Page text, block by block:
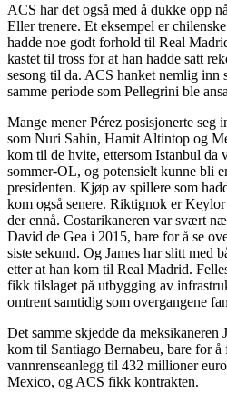
ACS har det også med å dukke opp
Eller trenere. Et eksempel er
hadde noe godt forhold til Real
kastet til tross for at han hadde satt
sesong til da. ACS hanket nemlig inn
samme periode som Pellegrini ble
Mange mener Pérez posisjonerte seg
som Nuri Sahin, Hamit Altintop og
kom til de hvite, ettersom Istanbul da
sommer-OL, og potensielt kunne bli
presidenten. Kjøp av spillere som
kom også senere. Riktignok er
der ennå. Costarikaneren var svært
David de Gea i 2015, bare for å se
siste sekund. Og James har slitt med
etter at han kom til Real Madrid.
fikk tilslaget på utbygging av
omtrent samtidig som overgangene
Det samme skjedde da meksikaneren
kom til Santiago Bernabeu, bare for
vannrenseanlegg til 432 millioner
Mexico, og ACS fikk kontrakten.